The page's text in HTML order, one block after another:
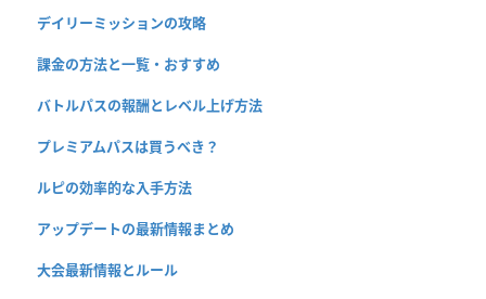
デイリーミッションの攻略
課金の方法と一覧・おすすめ
バトルパスの報酬とレベル上げ方法
プレミアムパスは買うべき？
ルピの効率的な入手方法
アップデートの最新情報まとめ
大会最新情報とルール